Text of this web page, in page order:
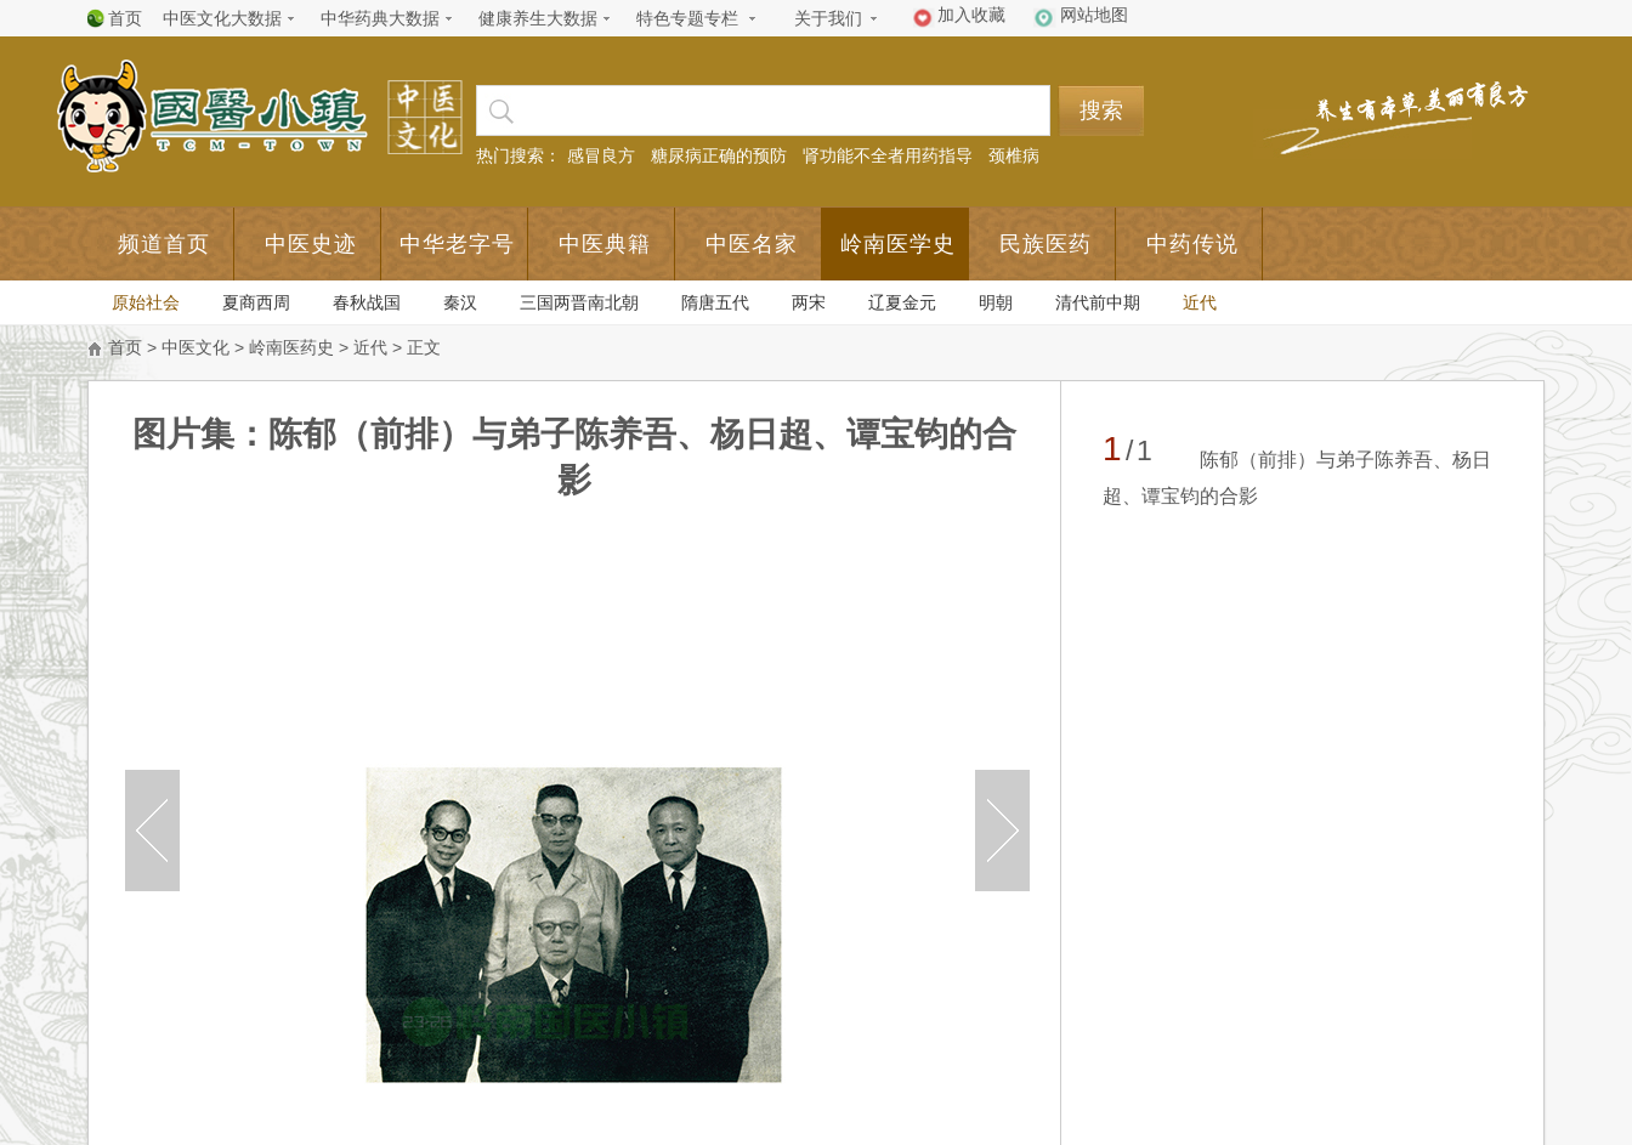
首页 中医文化大数据 中华药典大数据 健康养生大数据 特色专题专栏 关于我们 加入收藏 网站地图
搜索
热门搜索： 感冒良方 糖尿病正确的预防 肾功能不全者用药指导 颈椎病
频道首页 中医史迹 中华老字号 中医典籍 中医名家 岭南医学史 民族医药 中药传说
原始社会 夏商西周 春秋战国 秦汉 三国两晋南北朝 隋唐五代 两宋 辽夏金元 明朝 清代前中期 近代
首页 > 中医文化 > 岭南医药史 > 近代 > 正文
图片集：陈郁（前排）与弟子陈养吾、杨日超、谭宝钧的合
影
陈郁（前排）与弟子陈养吾、杨日
超、谭宝钧的合影
1/1